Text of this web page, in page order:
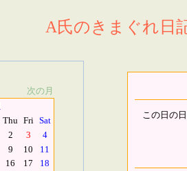
A氏のきまぐれ日
次の月
Thu Fri Sat
2 3
4
9 10
11
16 17
18
この日の